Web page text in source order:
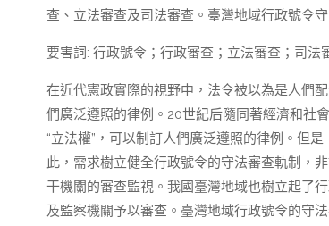
查、立法審查及司法審查。臺灣地域行政號令
要害詞: 行政號令；行政審查；立法審查；司法
在近代憲政實際的視野中，法令被以為是人們
們廣泛遵照的律例。20世紀后隨同著經濟和社
“立法權”，可以制訂人們廣泛遵照的律例。但
此，需求樹立健全行政號令的守法審查軌制，
干機關的審查監視。我國臺灣地域也樹立起了
及監察機關予以審查。臺灣地域行政號令的守